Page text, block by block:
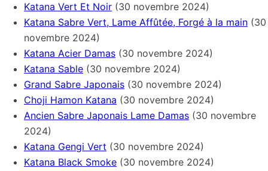
Katana Vert Et Noir (30 novembre 2024)
Katana Sabre Vert, Lame Affûtée, Forgé à la main (30
novembre 2024)
Katana Acier Damas (30 novembre 2024)
Katana Sable (30 novembre 2024)
Grand Sabre Japonais (30 novembre 2024)
Choji Hamon Katana (30 novembre 2024)
Ancien Sabre Japonais Lame Damas (30 novembre
2024)
Katana Gengi Vert (30 novembre 2024)
Katana Black Smoke (30 novembre 2024)